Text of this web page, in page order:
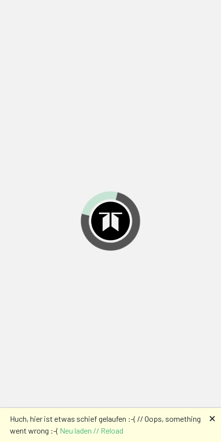
Huch, hier ist etwas schief gelaufen :-( // Oops, something
went wrong :-( Neu laden // Reload
🗙